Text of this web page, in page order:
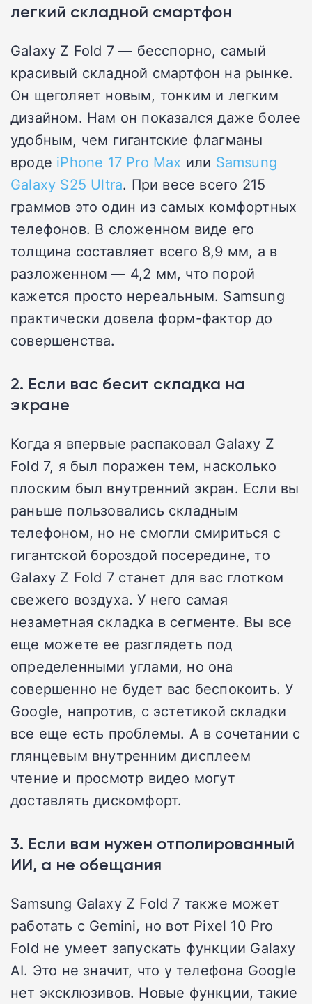
легкий складной смартфон
Galaxy Z Fold 7 — бесспорно, самый
красивый складной смартфон на рынке.
Он щеголяет новым, тонким и легким
дизайном. Нам он показался даже более
удобным, чем гигантские флагманы
вроде iPhone 17 Pro Max или Samsung
Galaxy S25 Ultra. При весе всего 215
граммов это один из самых комфортных
телефонов. В сложенном виде его
толщина составляет всего 8,9 мм, а в
разложенном — 4,2 мм, что порой
кажется просто нереальным. Samsung
практически довела форм-фактор до
совершенства.
2. Если вас бесит складка на
экране
Когда я впервые распаковал Galaxy Z
Fold 7, я был поражен тем, насколько
плоским был внутренний экран. Если вы
раньше пользовались складным
телефоном, но не смогли смириться с
гигантской бороздой посередине, то
Galaxy Z Fold 7 станет для вас глотком
свежего воздуха. У него самая
незаметная складка в сегменте. Вы все
еще можете ее разглядеть под
определенными углами, но она
совершенно не будет вас беспокоить. У
Google, напротив, с эстетикой складки
все еще есть проблемы. А в сочетании с
глянцевым внутренним дисплеем
чтение и просмотр видео могут
доставлять дискомфорт.
3. Если вам нужен отполированный
ИИ, а не обещания
Samsung Galaxy Z Fold 7 также может
работать с Gemini, но вот Pixel 10 Pro
Fold не умеет запускать функции Galaxy
AI. Это не значит, что у телефона Google
нет эксклюзивов. Новые функции, такие